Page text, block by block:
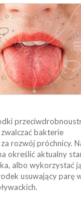
bakterie
rozwój próchnicy.
określić aktualny
albo wykorzystać
usuwający parę